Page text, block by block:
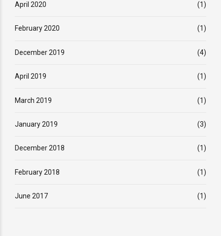
April 2020 (1)
February 2020 (1)
December 2019 (4)
April 2019 (1)
March 2019 (1)
January 2019 (3)
December 2018 (1)
February 2018 (1)
June 2017 (1)